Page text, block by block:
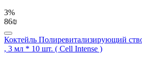
3%
86₪
Коктейль Полиревитализирующий
, 3 мл * 10 шт. ( Cell Intense )